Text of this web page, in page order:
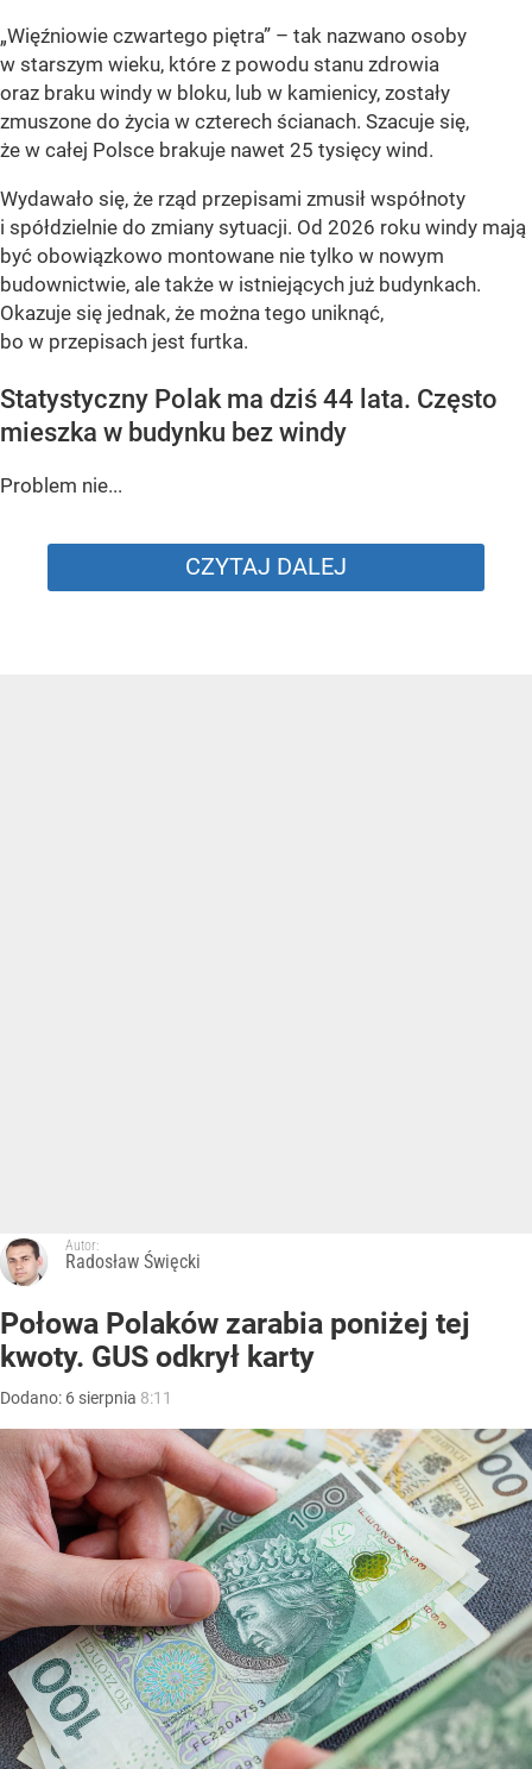
„Więźniowie czwartego piętra” – tak nazwano osoby
w starszym wieku, które z powodu stanu zdrowia
oraz braku windy w bloku, lub w kamienicy, zostały
zmuszone do życia w czterech ścianach. Szacuje się,
że w całej Polsce brakuje nawet 25 tysięcy wind.
Wydawało się, że rząd przepisami zmusił współnoty
i spółdzielnie do zmiany sytuacji. Od 2026 roku windy mają
być obowiązkowo montowane nie tylko w nowym
budownictwie, ale także w istniejących już budynkach.
Okazuje się jednak, że można tego uniknąć,
bo w przepisach jest furtka.
Statystyczny Polak ma dziś 44 lata. Często
mieszka w budynku bez windy
Problem nie...
CZYTAJ DALEJ
Autor:
Radosław Święcki
Połowa Polaków zarabia poniżej tej
kwoty. GUS odkrył karty
Dodano: 6 sierpnia 8:11